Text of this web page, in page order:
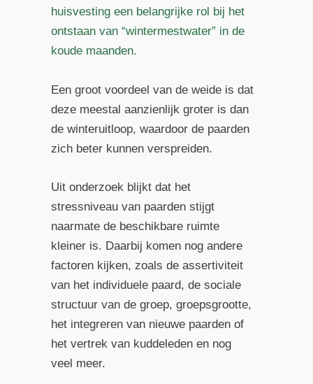
huisvesting een belangrijke rol bij het
ontstaan van “wintermestwater” in de
koude maanden.
Een groot voordeel van de weide is dat
deze meestal aanzienlijk groter is dan
de winteruitloop, waardoor de paarden
zich beter kunnen verspreiden.
Uit onderzoek blijkt dat het
stressniveau van paarden stijgt
naarmate de beschikbare ruimte
kleiner is. Daarbij komen nog andere
factoren kijken, zoals de assertiviteit
van het individuele paard, de sociale
structuur van de groep, groepsgrootte,
het integreren van nieuwe paarden of
het vertrek van kuddeleden en nog
veel meer.